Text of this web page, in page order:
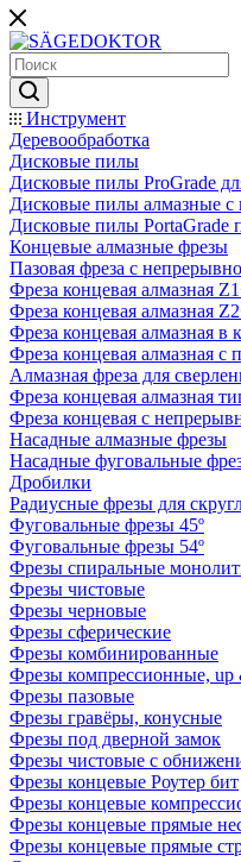
Инструмент
Деревообработка
Дисковые пилы
Дисковые пилы ProGrade
Дисковые пилы алмазные с
Дисковые пилы PortaGrade
Концевые алмазные фрезы
Пазовая фреза с
Фреза концевая алмазная
Фреза концевая алмазная
Фреза концевая алмазная
Фреза концевая алмазная
Алмазная фреза для
Фреза концевая алмазная
Фреза концевая с
Насадные алмазные фрезы
Насадные фуговальные
Дробилки
Радиусные фрезы для
Фуговальные фрезы 45º
Фуговальные фрезы 54º
Фрезы спиральные
Фрезы чистовые
Фрезы черновые
Фрезы сферические
Фрезы комбинированные
Фрезы компрессионные, up
Фрезы пазовые
Фрезы гравёры, конусные
Фрезы под дверной замок
Фрезы чистовые с
Фрезы концевые Роутер бит
Фрезы концевые
Фрезы концевые прямые
Фрезы концевые прямые